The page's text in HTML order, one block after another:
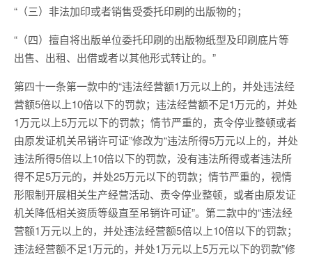
“（三）非法加印或者销售受委托印刷的出版物的；
“（四）擅自将出版单位委托印刷的出版物纸型及印刷底片等
出售、出租、出借或者以其他形式转让的。”
第四十一条第一款中的“违法经营额1万元以上的，并处违法经
营额5倍以上10倍以下的罚款；违法经营额不足1万元的，并处
1万元以上5万元以下的罚款；情节严重的，责令停业整顿或者
由原发证机关吊销许可证”修改为“违法所得5万元以上的，并处
违法所得5倍以上10倍以下的罚款，没有违法所得或者违法所
得不足5万元的，并处25万元以下的罚款；情节严重的，视情
形限制开展相关生产经营活动、责令停业整顿，或者由原发证
机关降低相关资质等级直至吊销许可证”。第二款中的“违法经
营额1万元以上的，并处违法经营额5倍以上10倍以下的罚款；
违法经营额不足1万元的，并处1万元以上5万元以下的罚款”修